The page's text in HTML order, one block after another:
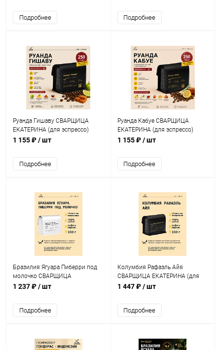
Подробнее Подробнее
Руанда Гишаву СВАРЩИЦА
ЕКАТЕРИНА (для эспрессо)
кофе в зернах, упак. 250 г.
1 155 ₽/ шт
Подробнее
Руанда Кабуе СВАРЩИЦА
ЕКАТЕРИНА (для эспрессо)
кофе в зернах, упак. 250 г.
1 155 ₽/ шт
Подробнее
Бразилия Ягуара Пиберри под
молочко СВАРЩИЦА
ЕКАТЕРИНА (для эспрессо)
1 237 ₽/ шт
Подробнее
Колумбия Рафаэль Айя
СВАРЩИЦА ЕКАТЕРИНА (для
эспрессо) кофе в зернах, упак.
1 447 ₽/ шт
Подробнее